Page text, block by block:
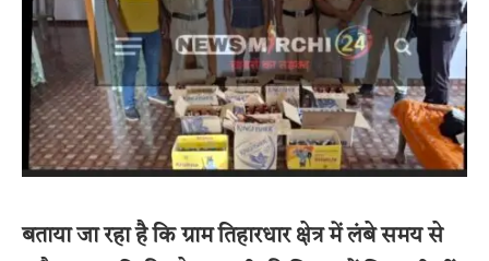
बताया जा रहा है कि ग्राम तिहारधार क्षेत्र में लंबे समय से